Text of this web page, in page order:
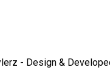
- Design &